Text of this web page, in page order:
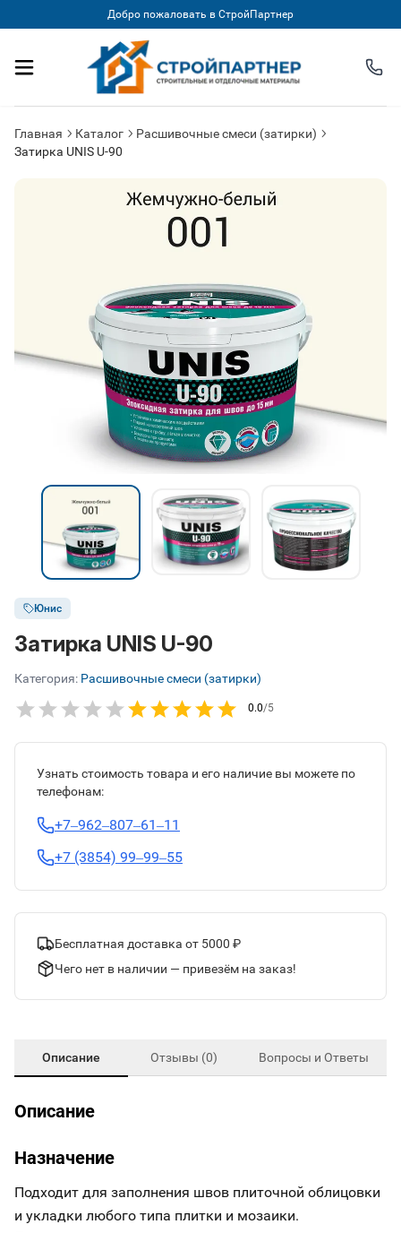
Добро пожаловать в СтройПартнер
Главная Каталог
Расшивочные смеси (затирки)
Затирка UNIS U-90
Юнис
Затирка UNIS U-90
Категория: Расшивочные смеси (затирки)
0.0/5
Узнать стоимость товара и его наличие вы можете по
телефонам:
+7‒962‒807‒61‒11
+7 (3854) 99‒99‒55
Бесплатная доставка от 5000 ₽
Чего нет в наличии — привезём на заказ!
Описание Отзывы (0) Вопросы и Ответы
Описание
Назначение
Подходит для заполнения швов плиточной облицовки
и укладки любого типа плитки и мозаики.